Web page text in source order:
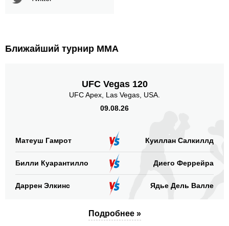
Ближайший турнир ММА
UFC Vegas 120
UFC Apex, Las Vegas, USA.
09.08.26
Матеуш Гамрот Куиллан Салкиллд
Билли Куарантилло Диего Феррейра
Даррен Элкинс Ядье Дель Валле
Подробнее »